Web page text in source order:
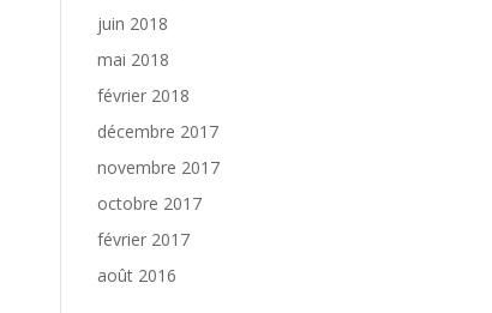
juin 2018
mai 2018
février 2018
décembre 2017
novembre 2017
octobre 2017
février 2017
août 2016